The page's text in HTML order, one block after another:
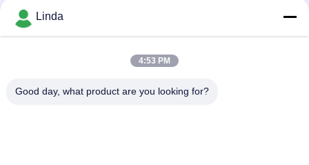
Linda
4:53 PM
Good day, what product are you looking for?